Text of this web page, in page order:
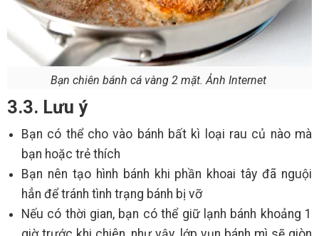
Bạn chiên bánh cá vàng 2 mặt. Ảnh Internet
3.3. Lưu ý
Bạn có thể cho vào bánh bất kì loại rau củ nào mà
bạn hoặc trẻ thích
Bạn nên tạo hình bánh khi phần khoai tây đã nguội
hẳn để tránh tình trạng bánh bị vỡ
Nếu có thời gian, bạn có thể giữ lạnh bánh khoảng 1